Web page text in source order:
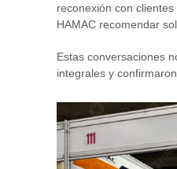
reconexión con
HAMAC recomendar
Estas conversaciones
integrales y